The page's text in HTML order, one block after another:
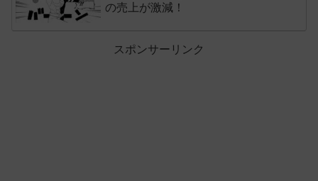
の売上が激減！
スポンサーリンク